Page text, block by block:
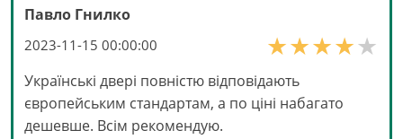
Павло Гнилко
2023-11-15 00:00:00
Українські двері повністю відповідають
європейським стандартам, а по ціні набагато
дешевше. Всім рекомендую.